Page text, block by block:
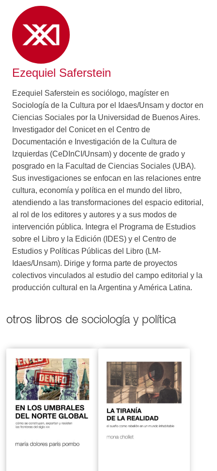
¿Cómo es la poderosa ingeniería editorial que
convierte a esos autores en marca? Poniendo la lupa
en los best sellers de los años kirchneristas publicados
por Planeta y Sudamericana (Penguin Random House),
Ezequiel Saferstein despliega los hitos de la “década
publicada”: el revisionismo de los setenta que
proponían Juan Bautista Yofre o Ceferino Reato, en
abierta discusión con la política de memoria y derechos
humanos del kirchnerismo; las visiones de Jorge
Lanata o de Marcos Aguinis sobre “la argentinidad”, ese
ADN marcado por el populismo, la ley del menor
esfuerzo y los gobiernos prebendarios; las
investigaciones de Luis Majul o Laura Di Marco que
pusieron en el tope de la agenda la corrupción K y sus
modos de construcción política.
Siguiendo la trayectoria de los editores en los grandes
grupos, este libro muestra que su objetivo no es solo
hacer libros que se vendan, sino incidir en la esfera
pública y también ser reconocidos por sus pares. El
best seller tiene que “servir para algo”: para que sus
lectores vean cosas que desconocían, para enviar a un
político corrupto a la cárcel, para derribar mitos sobre la
historia nacional cristalizados por un gobierno.
Atrapante y revelador, este libro es una contribución
Ezequiel Saferstein
Ezequiel Saferstein es sociólogo, magíster en
Sociología de la Cultura por el Idaes/Unsam y doctor en
Ciencias Sociales por la Universidad de Buenos Aires.
Investigador del Conicet en el Centro de
Documentación e Investigación de la Cultura de
Izquierdas (CeDInCI/Unsam) y docente de grado y
posgrado en la Facultad de Ciencias Sociales (UBA).
Sus investigaciones se enfocan en las relaciones entre
cultura, economía y política en el mundo del libro,
atendiendo a las transformaciones del espacio editorial,
al rol de los editores y autores y a sus modos de
intervención pública. Integra el Programa de Estudios
sobre el Libro y la Edición (IDES) y el Centro de
Estudios y Políticas Públicas del Libro (LM-
Idaes/Unsam). Dirige y forma parte de proyectos
colectivos vinculados al estudio del campo editorial y la
producción cultural en la Argentina y América Latina.
otros libros de sociología y política